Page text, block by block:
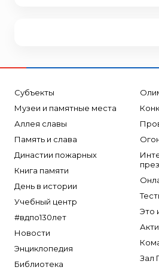
Субъекты
Музеи и памятные места
Аллея славы
Память и слава
Династии пожарных
Книга памяти
День в истории
Учебный центр
#вдпо130лет
Новости
Энциклопедия
Библиотека
Это
Зал